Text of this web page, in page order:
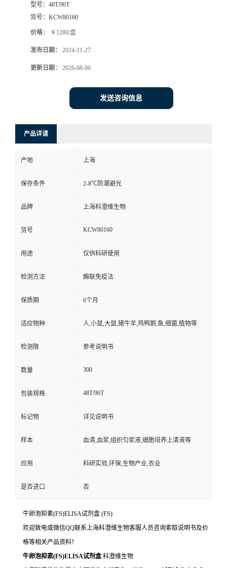
型号： 48T/96T
货号： KCW80160
价格： ￥1280/盒
发布日期： 2024-11-27
更新日期： 2026-08-06
发送咨询信息
产品详请
产地 上海
保存条件 2-8℃防潮避光
品牌 上海科澄维生物
货号 KCW80160
用途 仅供科研使用
检测方法 酶联免疫法
保质期 6个月
适应物种 人,小鼠,大鼠,猪牛羊,鸡鸭鹅,鱼,细菌,植物等
检测限 参考说明书
数量 300
包装规格 48T/96T
标记物 详见说明书
样本 血清,血浆,组织匀浆液,细胞培养上清液等
应用 科研实验,环保,生物产业,农业
是否进口 否
牛卵泡抑素(FS)ELISA试剂盒 (FS)
欢迎致电或微信QQ联系上海科澄维生物客服人员咨询索取说明书及价
格等相关产品资料！
牛卵泡抑素(FS)ELISA试剂盒 科澄维生物